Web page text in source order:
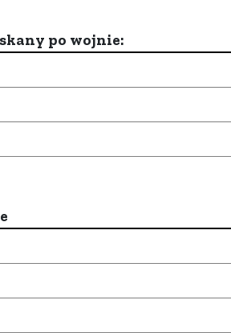
po wojnie: